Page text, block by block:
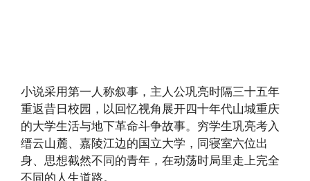
小说采用第一人称叙事，主人公巩亮时隔三十五年
重返昔日校园，以回忆视角展开四十年代山城重庆
的大学生活与地下革命斗争故事。穷学生巩亮考入
缙云山麓、嘉陵江边的国立大学，同寝室六位出
身、思想截然不同的青年，在动荡时局里走上完全
不同的人生道路。